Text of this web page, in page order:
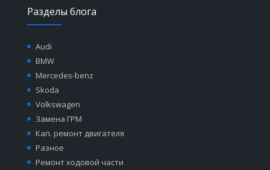
Разделы блога
Audi
BMW
Mercedes-benz
Skoda
Volkswagen
Замена ГРМ
Кап. ремонт двигателя
Разное
Ремонт ходовой части